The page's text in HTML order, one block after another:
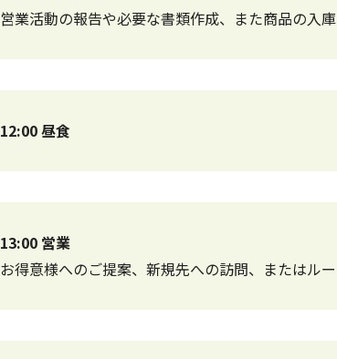
営業活動の報告や必要な書類作成、また商品の入
12:00 昼食
13:00 営業
お得意様へのご提案、新規先への訪問、またはルー